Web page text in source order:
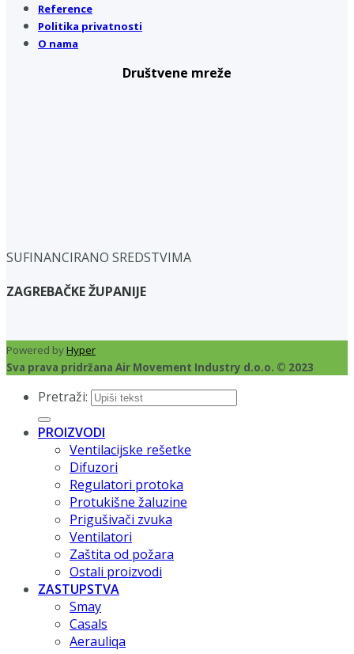
Reference
Politika privatnosti
O nama
Društvene mreže
SUFINANCIRANO SREDSTVIMA
ZAGREBAČKE ŽUPANIJE
Powered byHyper
Sva prava pridržana Air Movement Industry d.o.o. © 2023
Pretraži:
PROIZVODI
Ventilacijske rešetke
Difuzori
Regulatori protoka
Protukišne žaluzine
Prigušivači zvuka
Ventilatori
Zaštita od požara
Ostali proizvodi
ZASTUPSTVA
Smay
Casals
Aerauliqa